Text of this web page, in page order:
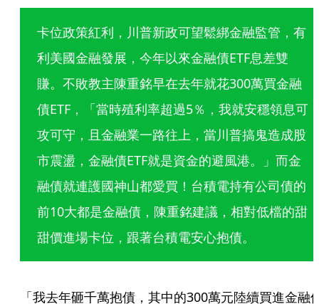
卡位政策紅利，川普新政可望鬆綁金融監管，有
利美國金融發展，今年以來金融債ETF息差雙
賺。不敗教主陳重銘早在去年就花300萬買金融
債ETF，「當時殖利率超過5％，我就安穩領息可
攻可守，且金融業一路往上，當川普搞鬼造成股
市震盪，金融債ETF就是資金的避風港。」而金
融債就連護國神山都愛買！台積電持有公司債的
前10大都是金融債，陳重銘建議，相對低檔的甜
甜價進場卡位，跟著台積電安心抱債。
「我去年砸千萬抱債，其中的300萬元陸續買進金融